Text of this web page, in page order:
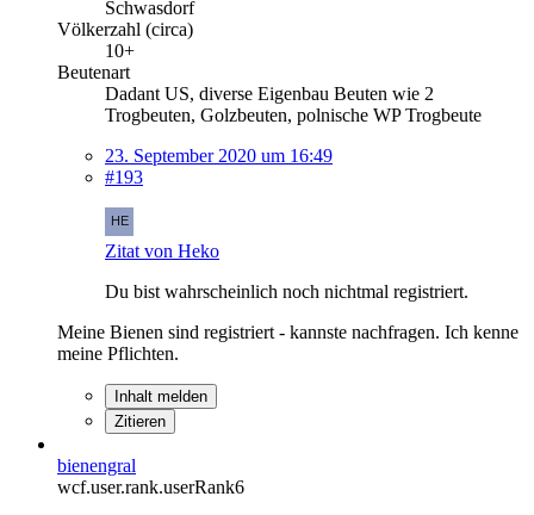
Schwasdorf
Völkerzahl (circa)
10+
Beutenart
Dadant US, diverse Eigenbau Beuten wie 2
Trogbeuten, Golzbeuten, polnische WP Trogbeute
23. September 2020 um 16:49
#193
Zitat von Heko
Du bist wahrscheinlich noch nichtmal registriert.
Meine Bienen sind registriert - kannste nachfragen. Ich kenne
meine Pflichten.
Inhalt melden
Zitieren
bienengral
wcf.user.rank.userRank6